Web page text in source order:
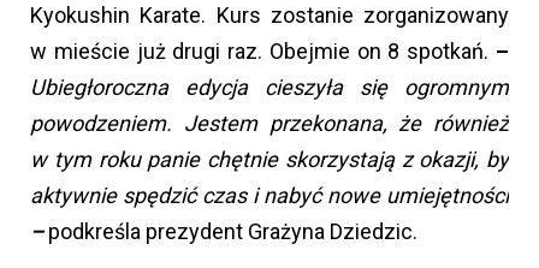
Kyokushin Karate. Kurs zostanie zorganizowany
w mieście już drugi raz. Obejmie on 8 spotkań. –
Ubiegłoroczna edycja cieszyła się ogromnym
powodzeniem. Jestem przekonana, że również
w tym roku panie chętnie skorzystają z okazji, by
aktywnie spędzić czas i nabyć nowe umiejętności
–podkreśla prezydent Grażyna Dziedzic.